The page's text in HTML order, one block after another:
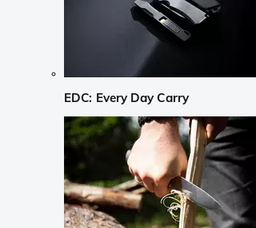
EDC: Every Day Carry